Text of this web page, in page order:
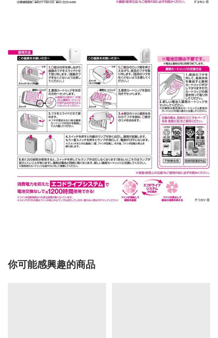
你可能感興趣的商品